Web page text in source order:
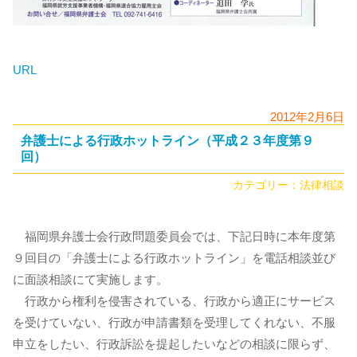
URL
2012年2月6日
弁護士による行政ホットライン（平成２３年度第９
回）
カテゴリー： 法律相談
福岡県弁護士会行政問題委員会では、下記日時に本年度第
９回目の「弁護士による行政ホットライン」を電話相談並び
に面談相談にて実施します。
行政から権利を侵害されている、行政から適正にサービス
を受けていない、行政が申請書類を受理してくれない、不服
申立をしたい、行政訴訟を提起したいなどの相談に限らず、